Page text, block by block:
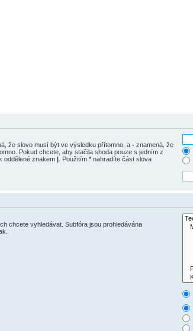
že slovo musí být ve výsledku přítomno, a - znamená, že
Pokud chcete, aby stačila shoda pouze s jedním z
oddělené znakem | . Použitím * nahradíte část slova
chcete vyhledávat. Subfóra jsou prohledávána